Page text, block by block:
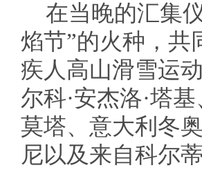
在当晚的汇集
焰节”的火种，共
疾人高山滑雪运
尔科·安杰洛·塔
莫塔、意大利冬
尼以及来自科尔